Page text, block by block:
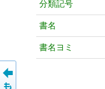
分類記号
書名
書名ヨミ